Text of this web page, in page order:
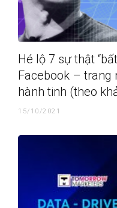
Hé lộ 7 sự thật
Facebook – trang
hành tinh (theo
15/10/2021